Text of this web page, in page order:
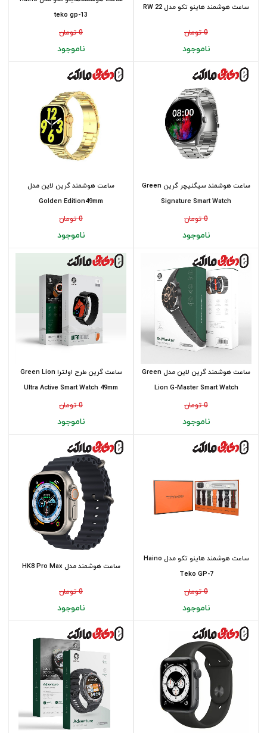
teko gp-13
0 تومان
ناموجود
ساعت هوشمند هاینو تکو مدل RW 22
0 تومان
ناموجود
ساعت هوشمند گرین لاین مدل
Golden Edition49mm
0 تومان
ناموجود
ساعت هوشمند سیگنیچر گرین Green
Signature Smart Watch
0 تومان
ناموجود
ساعت گرین طرح اولترا Green Lion
Ultra Active Smart Watch 49mm
0 تومان
ناموجود
ساعت هوشمند گرین لاین مدل Green
Lion G-Master Smart Watch
0 تومان
ناموجود
ساعت هوشمند مدل HK8 Pro Max
0 تومان
ناموجود
ساعت هوشمند هاینو تکو مدل Haino
Teko GP-7
0 تومان
ناموجود